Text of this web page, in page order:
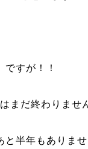
ですが！！
まだ終わりませ
と半年もありませ